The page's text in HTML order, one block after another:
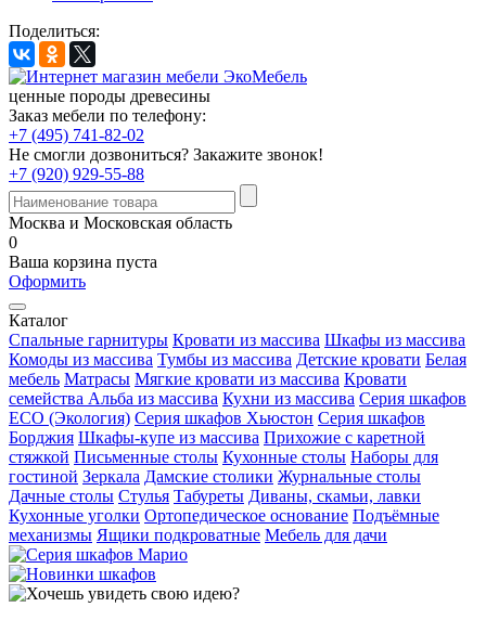
Поделиться:
ценные породы древесины
Заказ мебели по телефону:
+7 (495) 741-82-02
Не смогли дозвониться? Закажите звонок!
+7 (920) 929-55-88
Москва и Московская область
0
Ваша корзина пуста
Оформить
Каталог
Спальные гарнитуры Кровати из массива Шкафы из массива
Комоды из массива Тумбы из массива Детские кровати Белая
мебель Матрасы Мягкие кровати из массива Кровати
семейства Альба из массива Кухни из массива Серия шкафов
ECO (Экология) Серия шкафов Хьюстон Серия шкафов
Борджия Шкафы-купе из массива Прихожие с каретной
стяжкой Письменные столы Кухонные столы Наборы для
гостиной Зеркала Дамские столики Журнальные столы
Дачные столы Стулья Табуреты Диваны, скамьи, лавки
Кухонные уголки Ортопедическое основание Подъёмные
механизмы Ящики подкроватные Мебель для дачи